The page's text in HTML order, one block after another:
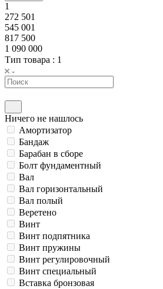
1
272 501
545 001
817 500
1 090 000
Тип товара : 1
Ничего не нашлось
Амортизатор
Бандаж
Барабан в сборе
Болт фундаментный
Вал
Вал горизонтальный
Вал полый
Веретено
Винт
Винт подпятника
Винт пружины
Винт регулировочный
Винт специальный
Вставка бронзовая